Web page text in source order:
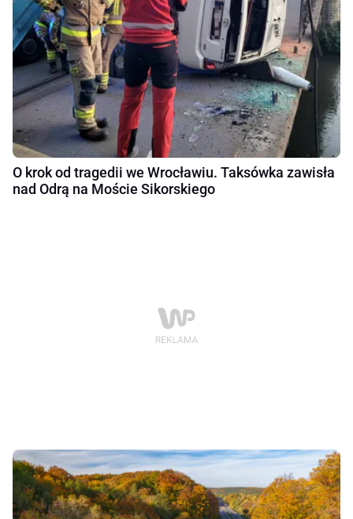
O krok od tragedii we Wrocławiu. Taksówka zawisła
nad Odrą na Moście Sikorskiego